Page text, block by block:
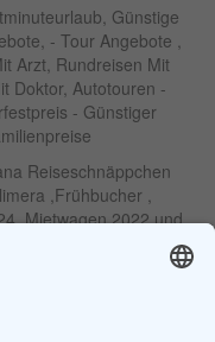
Günstige
- Tour Angebote ,
Arzt, Rundreisen Mit
Doktor, Autotouren -
- Günstiger
Reiseschnäppchen
,Frühbucher ,
,Mietwagen 2022 und
2022 und 2032,
Touren,Angebote Für
Angebote Für